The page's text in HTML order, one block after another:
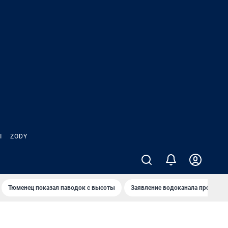
ZODY
Тюменец показал паводок с высоты Заявление водоканала про